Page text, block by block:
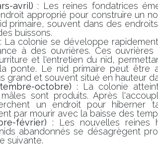
avril) : Les reines fondatrices
approprié pour construire un
primaire, souvent dans des
buissons.
: La colonie se développe
à des ouvrières. Ces
et l'entretien du nid,
ponte. Le nid primaire peut être
grand et souvent situé en hauteur
octobre) : La colonie
sont produits. Après
un endroit pour hiberner
par mourir avec la baisse des
février) : Les nouvelles reines
abandonnés se désagrègent
suivante.